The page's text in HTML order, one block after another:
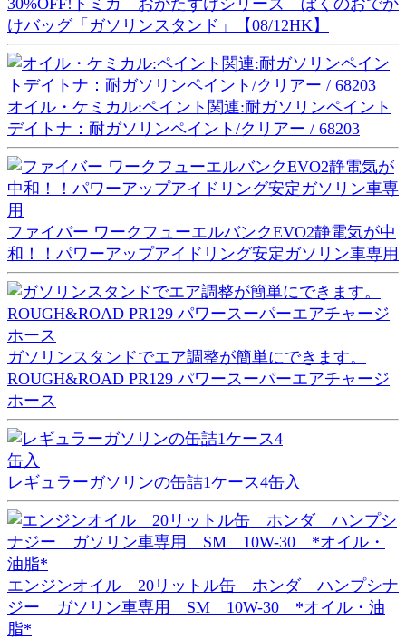
けバッグ「ガソリンスタンド」【08/12HK】
オイル・ケミカル:ペイント関連:耐ガソリンペイント
デイトナ：耐ガソリンペイント/クリアー / 68203
ファイバー ワークフューエルバンクEVO2静電気が中
和！！パワーアップアイドリング安定ガソリン車専用
ガソリンスタンドでエア調整が簡単にできます。
ROUGH&ROAD PR129 パワースーパーエアチャージ
ホース
レギュラーガソリンの缶詰1ケース4缶入
エンジンオイル 20リットル缶 ホンダ ハンプシナ
ジー ガソリン車専用 SM 10W-30 *オイル・油
脂*